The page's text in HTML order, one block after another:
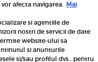
afecta navigarea. Mai
si agentiile de
nostri de servicii de date
website-ului sa
si anunturile
si/sau profilul dvs., pentru